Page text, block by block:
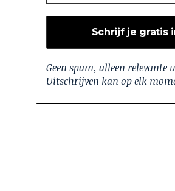
Geen spam, alleen relevante
Uitschrijven kan op elk